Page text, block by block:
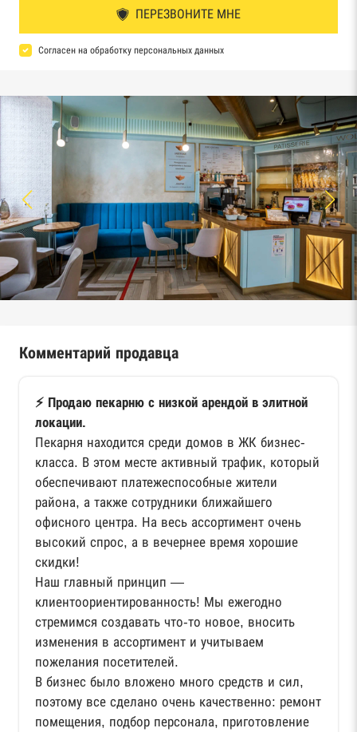
ПЕРЕЗВОНИТЕ МНЕ
Согласен на обработку персональных данных
Комментарий продавца
⚡️ Продаю пекарню с низкой арендой в элитной
локации.
Пекарня находится среди домов в ЖК бизнес-
класса. В этом месте активный трафик, который
обеспечивают платежеспособные жители
района, а также сотрудники ближайшего
офисного центра. На весь ассортимент очень
высокий спрос, а в вечернее время хорошие
скидки!
Наш главный принцип —
клиентоориентированность! Мы ежегодно
стремимся создавать что-то новое, вносить
изменения в ассортимент и учитываем
пожелания посетителей.
В бизнес было вложено много средств и сил,
поэтому все сделано очень качественно: ремонт
помещения, подбор персонала, приготовление